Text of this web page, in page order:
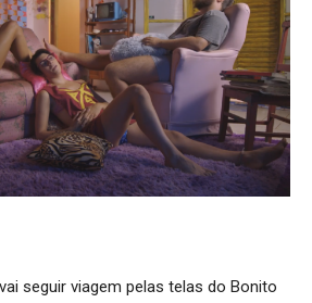
seguir viagem pelas telas do Bonito